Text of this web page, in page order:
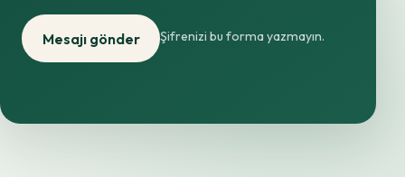
Mesajı gönder Şifrenizi bu forma yazmayın.